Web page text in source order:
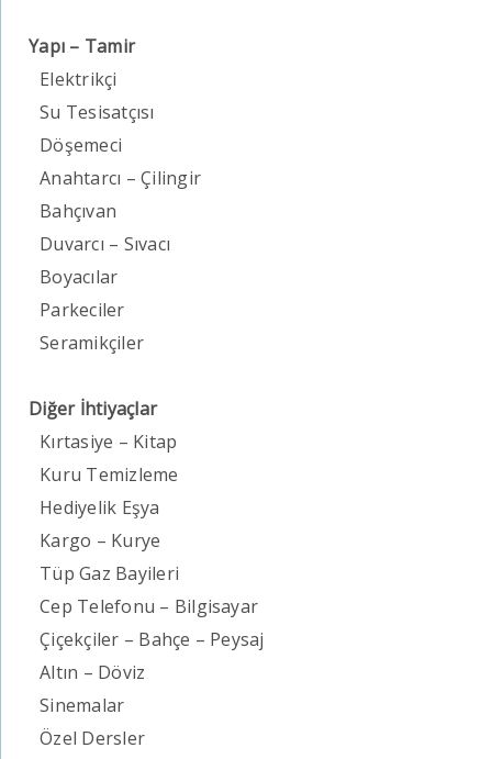
Yapı – Tamir
Elektrikçi
Su Tesisatçısı
Döşemeci
Anahtarcı – Çilingir
Bahçıvan
Duvarcı – Sıvacı
Boyacılar
Parkeciler
Seramikçiler
Diğer İhtiyaçlar
Kırtasiye – Kitap
Kuru Temizleme
Hediyelik Eşya
Kargo – Kurye
Tüp Gaz Bayileri
Cep Telefonu – Bilgisayar
Çiçekçiler – Bahçe – Peysaj
Altın – Döviz
Sinemalar
Özel Dersler